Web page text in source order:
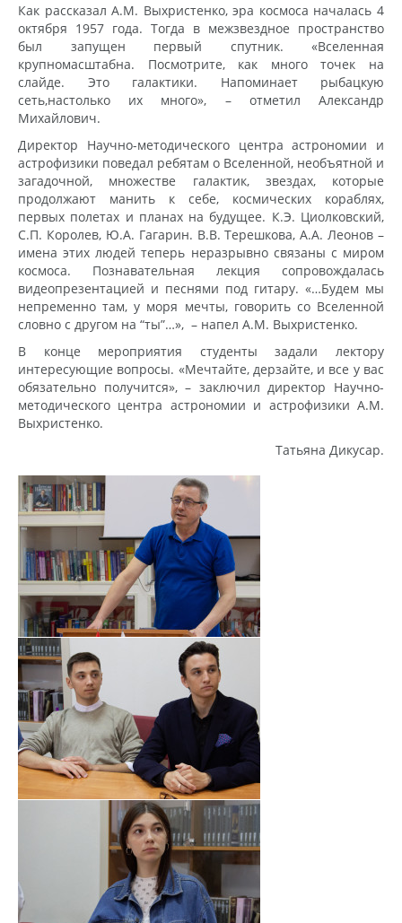
Как рассказал А.М. Выхристенко, эра космоса началась 4
октября 1957 года. Тогда в межзвездное пространство
был запущен первый спутник. «Вселенная
крупномасштабна. Посмотрите, как много точек на
слайде. Это галактики. Напоминает рыбацкую
сеть,настолько их много», – отметил Александр
Михайлович.
Директор Научно-методического центра астрономии и
астрофизики поведал ребятам о Вселенной, необъятной и
загадочной, множестве галактик, звездах, которые
продолжают манить к себе, космических кораблях,
первых полетах и планах на будущее. К.Э. Циолковский,
С.П. Королев, Ю.А. Гагарин. В.В. Терешкова, А.А. Леонов –
имена этих людей теперь неразрывно связаны с миром
космоса. Познавательная лекция сопровождалась
видеопрезентацией и песнями под гитару. «…Будем мы
непременно там, у моря мечты, говорить со Вселенной
словно с другом на “ты”…», – напел А.М. Выхристенко.
В конце мероприятия студенты задали лектору
интересующие вопросы. «Мечтайте, дерзайте, и все у вас
обязательно получится», – заключил директор Научно-
методического центра астрономии и астрофизики А.М.
Выхристенко.
Татьяна Дикусар.